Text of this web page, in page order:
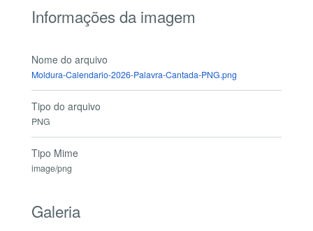
Informações da imagem
Nome do arquivo
Moldura-Calendario-2026-Palavra-Cantada-PNG.png
Tipo do arquivo
PNG
Tipo Mime
image/png
Galeria